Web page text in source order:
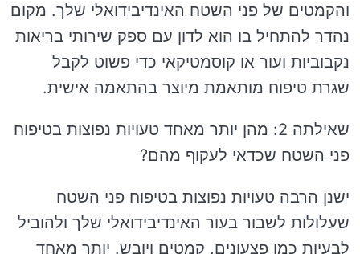
והקמטים של פני השטח האינדיבידואלי שלך. מקום
נהדר להתחיל בו הוא לדון עם ספק שירותי בריאות
נקבוביות ועור או קוסמטיקאי כדי פשוט לקבל
שגרת טיפוח מותאמת מיוצר בהתאמה אישית.
שאילתה 2: מהן יותר מאחד טעויות נפוצות בטיפוח
פני השטח שכדאי לעקוף מהם?
ישנן הרבה טעויות נפוצות בטיפוח פני השטח
שעלולות לשבור בעור האינדיבידואלי שלך ולהוביל
לבעיות כמו פצעונים, קמטים ויובש. יותר מאחד